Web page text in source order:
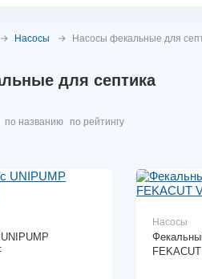
Насосы Насосы фекальные для
для септика
по названию по рейтингу
Насосы